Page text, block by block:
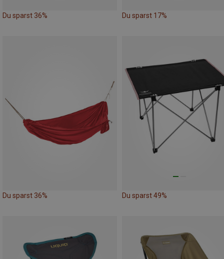
Du sparst 36% Du sparst 17%
Du sparst 36% Du sparst 49%